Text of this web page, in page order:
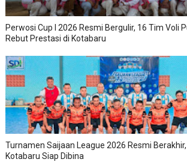
Perwosi Cup I 2026 Resmi Bergulir, 16 Tim Voli
Rebut Prestasi di Kotabaru
Turnamen Saijaan League 2026 Resmi
Kotabaru Siap Dibina